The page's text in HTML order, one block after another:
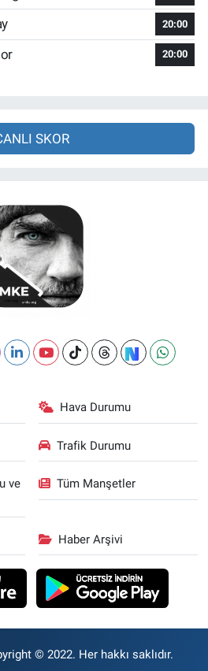
20:00
20:00
SKOR
Hava Durumu
Trafik Durumu
ve
Tüm Manşetler
Haber Arşivi
© 2022. Her hakkı saklıdır.